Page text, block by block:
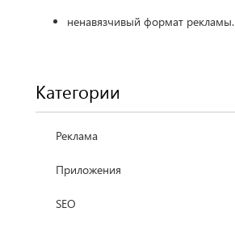
ненавязчивый формат рекламы.
Категории
Реклама
Приложения
SEO